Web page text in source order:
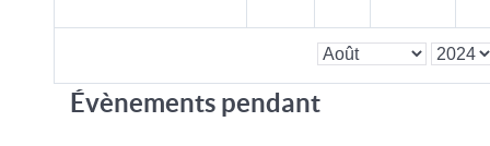
Évènements pendant